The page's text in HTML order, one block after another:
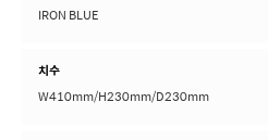
IRON BLUE
치수
W410mm/H230mm/D230mm